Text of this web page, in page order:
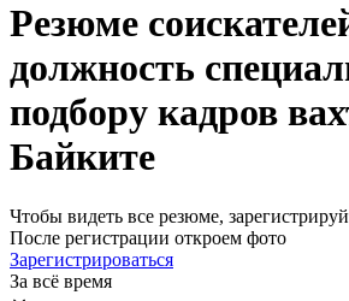
Резюме
должность
подбору кадров
Байките
Чтобы видеть все резюме,
После регистрации откроем фото
Зарегистрироваться
За всё время